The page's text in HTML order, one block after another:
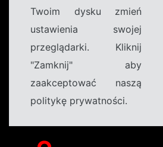
Twoim dysku zmień
ustawienia swojej
przeglądarki. Kliknij
"Zamknij" aby
zaakceptować naszą
politykę prywatności.